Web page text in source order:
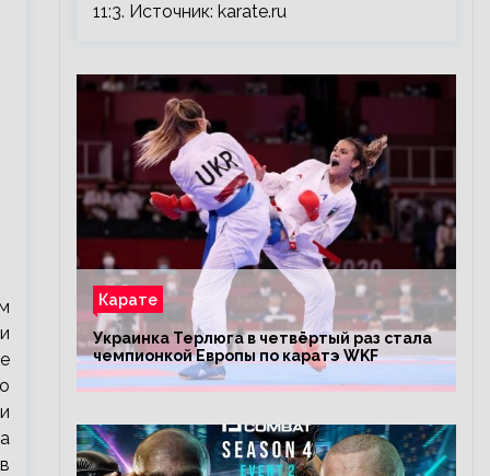
11:3. Источник: karate.ru
Карате
Украинка Терлюга в четвёртый раз стала
чемпионкой Европы по каратэ WKF